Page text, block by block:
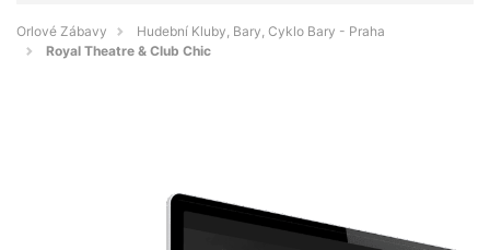
Orlové Zábavy
Hudební Kluby, Bary, Cyklo Bary - Praha
Royal Theatre & Club Chic